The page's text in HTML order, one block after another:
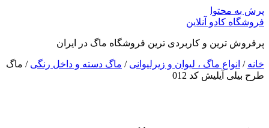
پرش به محتوا
فروشگاه کادو آنلاین
پرفروش ترین و کاربردی ترین فروشگاه ماگ در ایران
خانه / انواع ماگ ، لیوان و زیرلیوانی / ماگ دسته و داخل رنگی / ماگ
طرح بیلی آیلیش کد 012